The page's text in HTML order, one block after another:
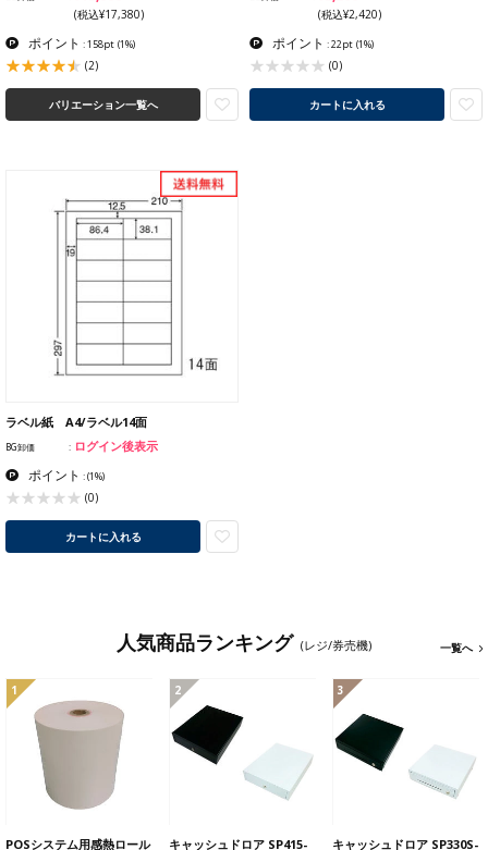
(税込¥17,380)
ポイント : 158pt (1%)
(2)
バリエーション一覧へ
(税込¥2,420)
ポイント : 22pt (1%)
(0)
カートに入れる
ラベル紙 A4/ラベル14面
BG卸価 ログイン後表示
ポイント :(1%)
(0)
カートに入れる
人気商品ランキング (レジ/券売機) 一覧へ
1
POSシステム用感熱ロール
2
キャッシュドロア SP415-
3
キャッシュドロア SP330S-